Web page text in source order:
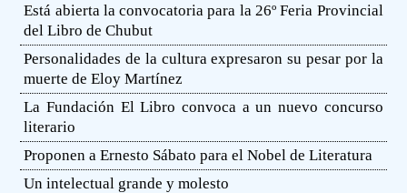
Está abierta la convocatoria para la 26º Feria Provincial
del Libro de Chubut
Personalidades de la cultura expresaron su pesar por la
muerte de Eloy Martínez
La Fundación El Libro convoca a un nuevo concurso
literario
Proponen a Ernesto Sábato para el Nobel de Literatura
Un intelectual grande y molesto